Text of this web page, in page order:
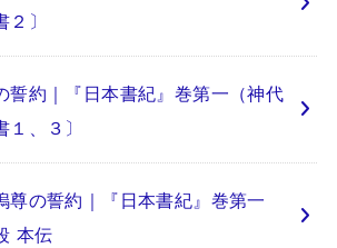
〕
誓約｜『日本書紀』巻第一（神代
、３〕
尊の誓約｜『日本書紀』巻第一
本伝